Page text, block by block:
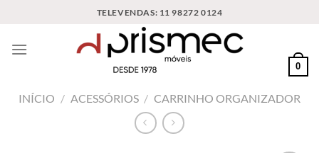
content
TELEVENDAS: 11 98272 0124
0
INÍCIO / ACESSÓRIOS / CARRINHO ORGANIZADOR